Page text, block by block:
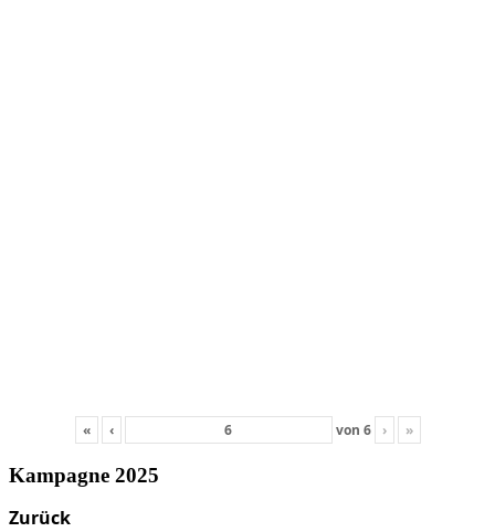
« ‹ von 6 › »
Kampagne 2025
Zurück